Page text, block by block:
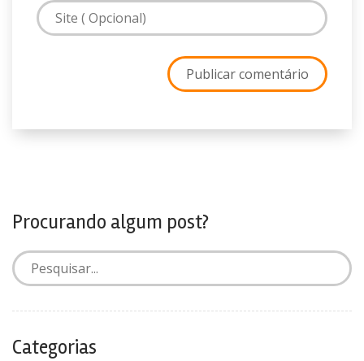
Procurando algum post?
Categorias